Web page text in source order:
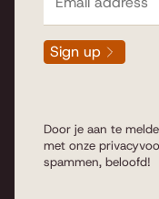
Sign up
Door je aan te
met onze
spammen, beloofd!